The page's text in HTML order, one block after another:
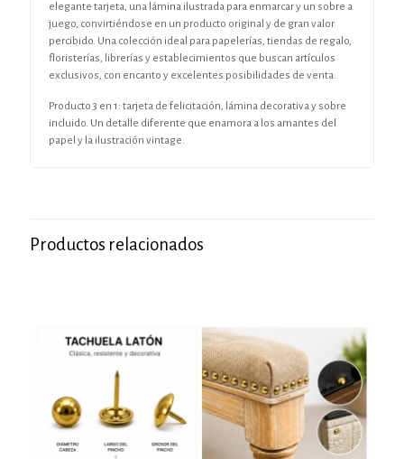
elegante tarjeta, una lámina ilustrada para enmarcar y un sobre a
juego, convirtiéndose en un producto original y de gran valor
percibido. Una colección ideal para papelerías, tiendas de regalo,
floristerías, librerías y establecimientos que buscan artículos
exclusivos, con encanto y excelentes posibilidades de venta.
Producto 3 en 1: tarjeta de felicitación, lámina decorativa y sobre
incluido. Un detalle diferente que enamora a los amantes del
papel y la ilustración vintage.
Productos relacionados